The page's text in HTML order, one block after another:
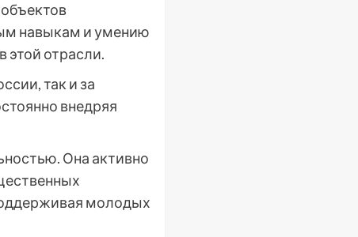
навыкам и умению
этой отрасли.
так и за
внедряя
Она активно
молодых